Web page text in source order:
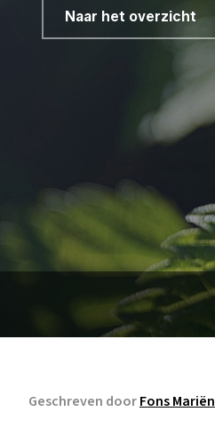
Naar het overzicht
Geschreven doorFons Mariën